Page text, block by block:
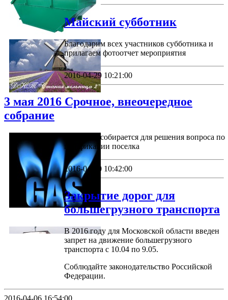
Майский субботник
Благодарим всех участников субботника и
прилагаем фотоотчет мероприятия
2016-04-29 10:21:00
3 мая 2016 Срочное, внеочередное
собрание
Собрание собирается для решения вопроса по
газификации поселка
2016-04-10 10:42:00
Закрытие дорог для
большегрузного транспорта
В 2016 году для Московской области введен
запрет на движение большегрузного
транспорта с 10.04 по 9.05.
Соблюдайте законодательство Российской
Федерации.